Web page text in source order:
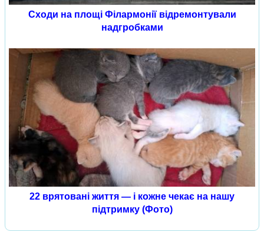
Сходи на площі Філармонії відремонтували
надгробками
22 врятовані життя — і кожне чекає на нашу
підтримку (Фото)